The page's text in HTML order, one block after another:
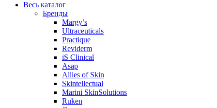
Весь каталог
Бренды
Margy’s
Ultraceuticals
Practique
Reviderm
iS Clinical
Asap
Allies of Skin
Skintellectual
Marini SkinSolutions
Ruken